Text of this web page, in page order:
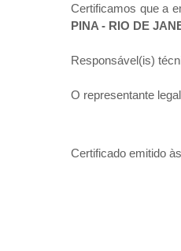
Certificamos que a
PINA - RIO DE
Responsável(is)
O representante
Certificado emitido